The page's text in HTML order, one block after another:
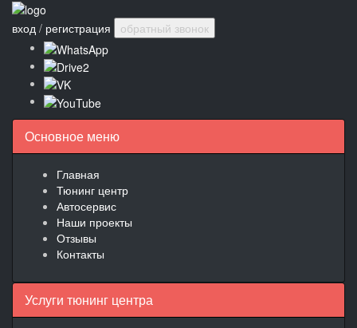
вход / регистрация обратный звонок
Основное меню
Главная
Тюнинг центр
Автосервис
Наши проекты
Отзывы
Контакты
Услуги тюнинг центра